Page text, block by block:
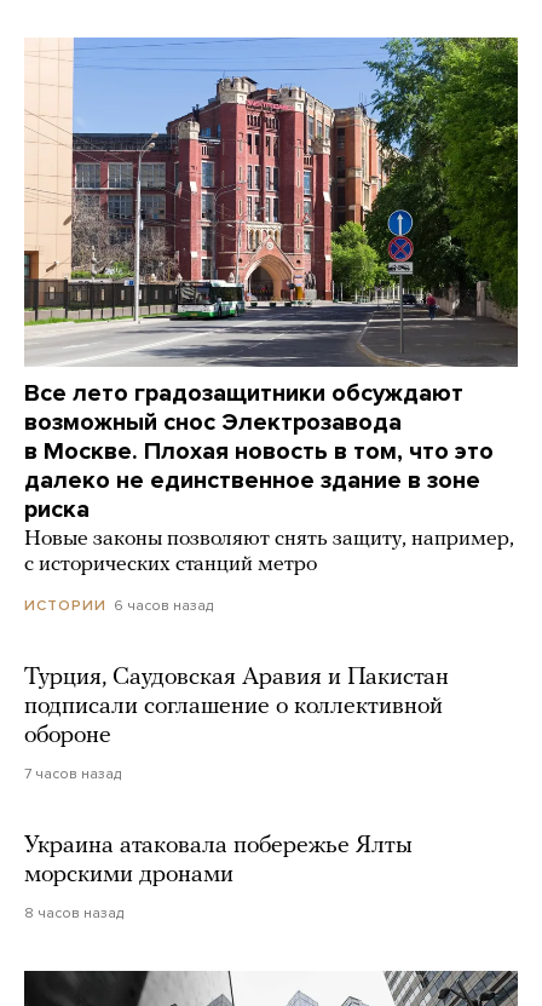
Все лето градозащитники обсуждают
возможный снос Электрозавода
в Москве. Плохая новость в том, что это
далеко не единственное здание в зоне
риска
Новые законы позволяют снять защиту, например,
с исторических станций метро
ИСТОРИИ 6 часов назад
Турция, Саудовская Аравия и Пакистан
подписали соглашение о коллективной
обороне
7 часов назад
Украина атаковала побережье Ялты
морскими дронами
8 часов назад